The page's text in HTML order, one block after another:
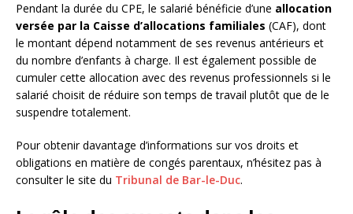
Pendant la durée du CPE, le salarié bénéficie d’une allocation
versée par la Caisse d’allocations familiales (CAF), dont
le montant dépend notamment de ses revenus antérieurs et
du nombre d’enfants à charge. Il est également possible de
cumuler cette allocation avec des revenus professionnels si le
salarié choisit de réduire son temps de travail plutôt que de le
suspendre totalement.
Pour obtenir davantage d’informations sur vos droits et
obligations en matière de congés parentaux, n’hésitez pas à
consulter le site du Tribunal de Bar-le-Duc.